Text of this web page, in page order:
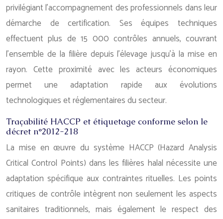
privilégiant l’accompagnement des professionnels dans leur
démarche de certification. Ses équipes techniques
effectuent plus de 15 000 contrôles annuels, couvrant
l’ensemble de la filière depuis l’élevage jusqu’à la mise en
rayon. Cette proximité avec les acteurs économiques
permet une adaptation rapide aux évolutions
technologiques et réglementaires du secteur.
Traçabilité HACCP et étiquetage conforme selon le
décret n°2012-218
La mise en œuvre du système HACCP (Hazard Analysis
Critical Control Points) dans les filières halal nécessite une
adaptation spécifique aux contraintes rituelles. Les points
critiques de contrôle intègrent non seulement les aspects
sanitaires traditionnels, mais également le respect des